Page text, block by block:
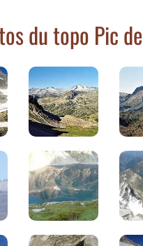
du topo Pic